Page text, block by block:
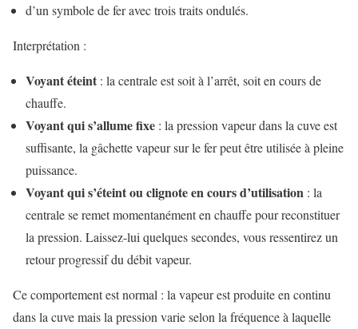
d’un symbole de fer avec trois traits ondulés.
Interprétation :
Voyant éteint : la centrale est soit à l’arrêt, soit en cours de
chauffe.
Voyant qui s’allume fixe : la pression vapeur dans la cuve est
suffisante, la gâchette vapeur sur le fer peut être utilisée à pleine
puissance.
Voyant qui s’éteint ou clignote en cours d’utilisation : la
centrale se remet momentanément en chauffe pour reconstituer
la pression. Laissez-lui quelques secondes, vous ressentirez un
retour progressif du débit vapeur.
Ce comportement est normal : la vapeur est produite en continu
dans la cuve mais la pression varie selon la fréquence à laquelle